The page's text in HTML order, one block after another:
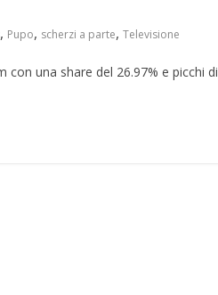
, Pupo, scherzi a parte, Televisione
una share del 26.97% e picchi di